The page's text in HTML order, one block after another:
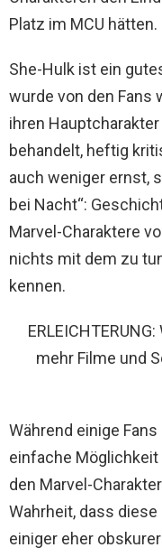
Platz im MCU hätten.
She-Hulk ist ein
wurde von den Fans
ihren
behandelt, heftig
auch weniger ernst,
bei Nacht“:
Marvel-Charaktere
nichts mit dem zu
kennen.
mehr Filme und
Während einige
einfache Möglichkeit
den Marvel-
Wahrheit, dass
einiger eher